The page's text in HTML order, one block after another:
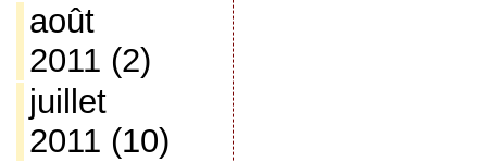
août
2011 (2)
juillet
2011 (10)